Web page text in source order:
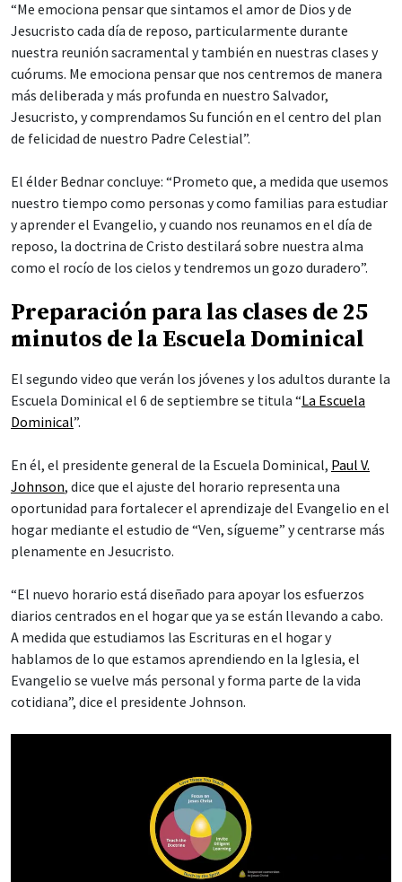
“Me emociona pensar que sintamos el amor de Dios y de
Jesucristo cada día de reposo, particularmente durante
nuestra reunión sacramental y también en nuestras clases y
cuórums. Me emociona pensar que nos centremos de manera
más deliberada y más profunda en nuestro Salvador,
Jesucristo, y comprendamos Su función en el centro del plan
de felicidad de nuestro Padre Celestial”.
El élder Bednar concluye: “Prometo que, a medida que usemos
nuestro tiempo como personas y como familias para estudiar
y aprender el Evangelio, y cuando nos reunamos en el día de
reposo, la doctrina de Cristo destilará sobre nuestra alma
como el rocío de los cielos y tendremos un gozo duradero”.
Preparación para las clases de 25
minutos de la Escuela Dominical
El segundo video que verán los jóvenes y los adultos durante la
Escuela Dominical el 6 de septiembre se titula “La Escuela
Dominical”.
En él, el presidente general de la Escuela Dominical, Paul V.
Johnson, dice que el ajuste del horario representa una
oportunidad para fortalecer el aprendizaje del Evangelio en el
hogar mediante el estudio de “Ven, sígueme” y centrarse más
plenamente en Jesucristo.
“El nuevo horario está diseñado para apoyar los esfuerzos
diarios centrados en el hogar que ya se están llevando a cabo.
A medida que estudiamos las Escrituras en el hogar y
hablamos de lo que estamos aprendiendo en la Iglesia, el
Evangelio se vuelve más personal y forma parte de la vida
cotidiana”, dice el presidente Johnson.